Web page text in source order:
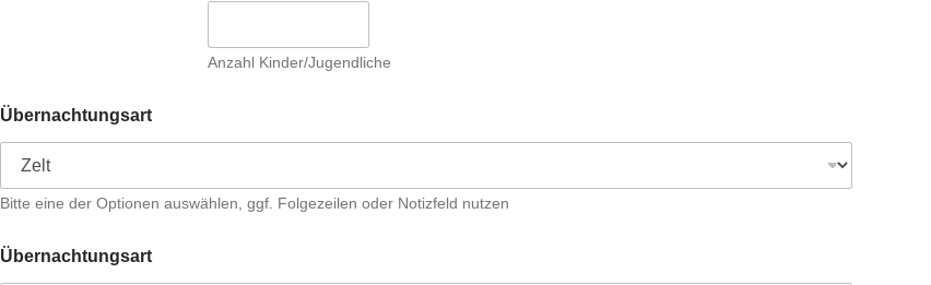
Anzahl Kinder/Jugendliche
Übernachtungsart
Bitte eine der Optionen auswählen, ggf. Folgezeilen oder Notizfeld nutzen
Übernachtungsart